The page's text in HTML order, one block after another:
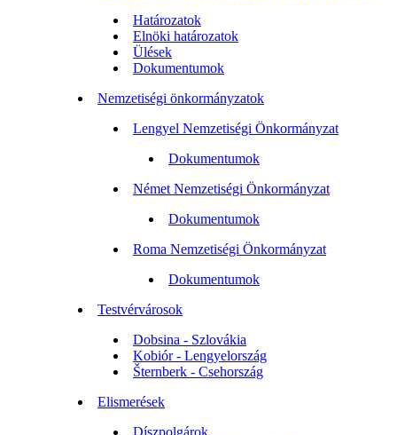
Határozatok
Elnöki határozatok
Ülések
Dokumentumok
Nemzetiségi önkormányzatok
Lengyel Nemzetiségi Önkormányzat
Dokumentumok
Német Nemzetiségi Önkormányzat
Dokumentumok
Roma Nemzetiségi Önkormányzat
Dokumentumok
Testvérvárosok
Dobsina - Szlovákia
Kobiór - Lengyelország
Šternberk - Csehország
Elismerések
Díszpolgárok